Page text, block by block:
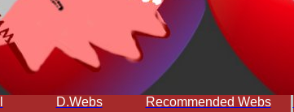
D.Webs Recommended Webs